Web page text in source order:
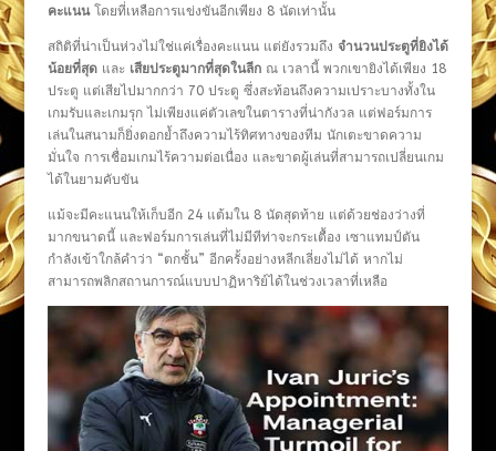
คะแนนโดยที่เหลือการแข่งขันอีกเพียง 8 นัดเท่านั้น
สถิติที่น่าเป็นห่วงไม่ใช่แค่เรื่องคะแนน แต่ยังรวมถึง จำนวนประตูที่ยิงได้
น้อยที่สุดและ เสียประตูมากที่สุดในลีกณ เวลานี้ พวกเขายิงได้เพียง 18
ประตู แต่เสียไปมากกว่า 70 ประตู ซึ่งสะท้อนถึงความเปราะบางทั้งใน
เกมรับและเกมรุก ไม่เพียงแค่ตัวเลขในตารางที่น่ากังวล แต่ฟอร์มการ
เล่นในสนามก็ยิ่งตอกย้ำถึงความไร้ทิศทางของทีม นักเตะขาดความ
มั่นใจ การเชื่อมเกมไร้ความต่อเนื่อง และขาดผู้เล่นที่สามารถเปลี่ยนเกม
ได้ในยามคับขัน
แม้จะมีคะแนนให้เก็บอีก 24 แต้มใน 8 นัดสุดท้าย แต่ด้วยช่องว่างที่
มากขนาดนี้ และฟอร์มการเล่นที่ไม่มีทีท่าจะกระเตื้อง เซาแทมป์ตัน
กำลังเข้าใกล้คำว่า “ตกชั้น” อีกครั้งอย่างหลีกเลี่ยงไม่ได้ หากไม่
สามารถพลิกสถานการณ์แบบปาฏิหาริย์ได้ในช่วงเวลาที่เหลือ